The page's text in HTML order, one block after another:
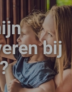
bij